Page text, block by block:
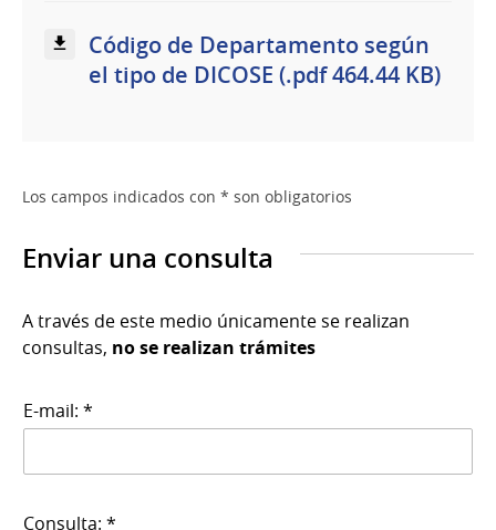
Código de Departamento según
el tipo de DICOSE (.pdf 464.44 KB)
Los campos indicados con * son obligatorios
Enviar una consulta
A través de este medio únicamente se realizan
consultas, no se realizan trámites
E-mail: *
Consulta: *